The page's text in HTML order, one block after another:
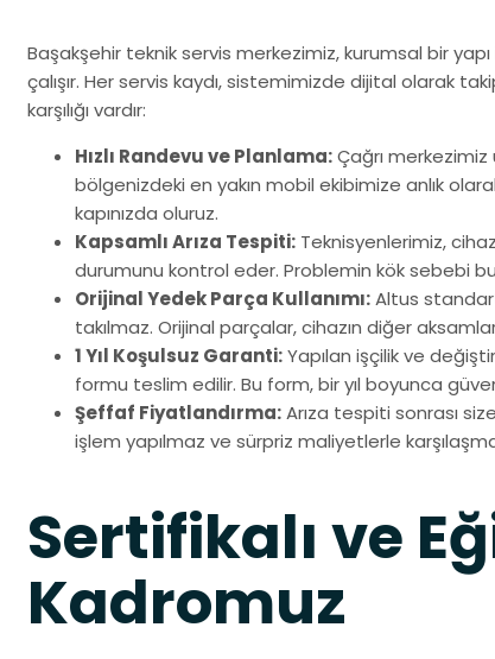
Başakşehir teknik servis merkezimiz, kurumsal bir
çalışır. Her servis kaydı, sistemimizde dijital olarak
karşılığı vardır:
Hızlı Randevu ve Planlama:Çağrı
bölgenizdeki en yakın mobil ekibimize anlık
kapınızda oluruz.
Kapsamlı Arıza Tespiti: Teknisyenlerimiz,
durumunu kontrol eder. Problemin kök sebebi
Orijinal Yedek Parça Kullanımı:Altus
takılmaz. Orijinal parçalar, cihazın diğer
1 Yıl Koşulsuz Garanti:Yapılan işçilik ve
formu teslim edilir. Bu form, bir yıl boyunca
Şeffaf Fiyatlandırma:Arıza tespiti sonrası
işlem yapılmaz ve sürpriz maliyetlerle
Sertifikalı ve
Kadromuz